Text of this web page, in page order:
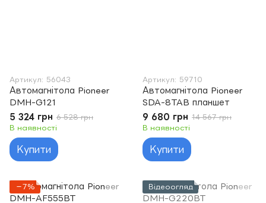
Артикул: 56043
Автомагнітола Pioneer
DMH-G121
5 324 грн 6 528 грн
В наявності
Купити
Артикул: 59710
Автомагнітола Pioneer
SDA-8TAB планшет
9 680 грн 14 567 грн
В наявності
Купити
−7% Відеоогляд